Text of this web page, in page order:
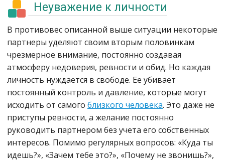
Неуважение к личности
В противовес описанной выше ситуации некоторые
партнеры уделяют своим вторым половинкам
чрезмерное внимание, постоянно создавая
атмосферу недоверия, ревности и обид. Но каждая
личность нуждается в свободе. Ее убивает
постоянный контроль и давление, которые могут
исходить от самого близкого человека. Это даже не
приступы ревности, а желание постоянно
руководить партнером без учета его собственных
интересов. Помимо регулярных вопросов: «Куда ты
идешь?», «Зачем тебе это?», «Почему не звонишь?»,